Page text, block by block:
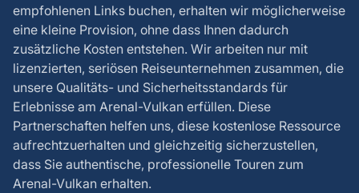
empfohlenen Links buchen, erhalten wir möglicherweise
eine kleine Provision, ohne dass Ihnen dadurch
zusätzliche Kosten entstehen. Wir arbeiten nur mit
lizenzierten, seriösen Reiseunternehmen zusammen, die
unsere Qualitäts- und Sicherheitsstandards für
Erlebnisse am Arenal-Vulkan erfüllen. Diese
Partnerschaften helfen uns, diese kostenlose Ressource
aufrechtzuerhalten und gleichzeitig sicherzustellen,
dass Sie authentische, professionelle Touren zum
Arenal-Vulkan erhalten.